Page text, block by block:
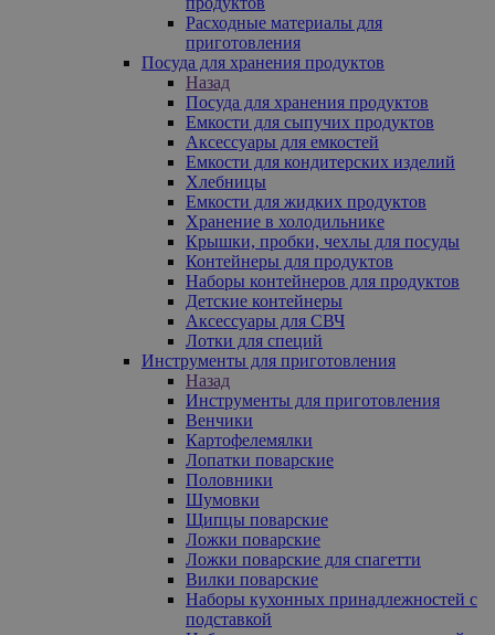
Расходные материалы для
приготовления
Посуда для хранения продуктов
Назад
Посуда для хранения продуктов
Емкости для сыпучих продуктов
Аксессуары для емкостей
Емкости для кондитерских изделий
Хлебницы
Емкости для жидких продуктов
Хранение в холодильнике
Крышки, пробки, чехлы для посуды
Контейнеры для продуктов
Наборы контейнеров для продуктов
Детские контейнеры
Аксессуары для СВЧ
Лотки для специй
Инструменты для приготовления
Назад
Инструменты для приготовления
Венчики
Картофелемялки
Лопатки поварские
Половники
Шумовки
Щипцы поварские
Ложки поварские
Ложки поварские для спагетти
Вилки поварские
Наборы кухонных принадлежностей с
подставкой